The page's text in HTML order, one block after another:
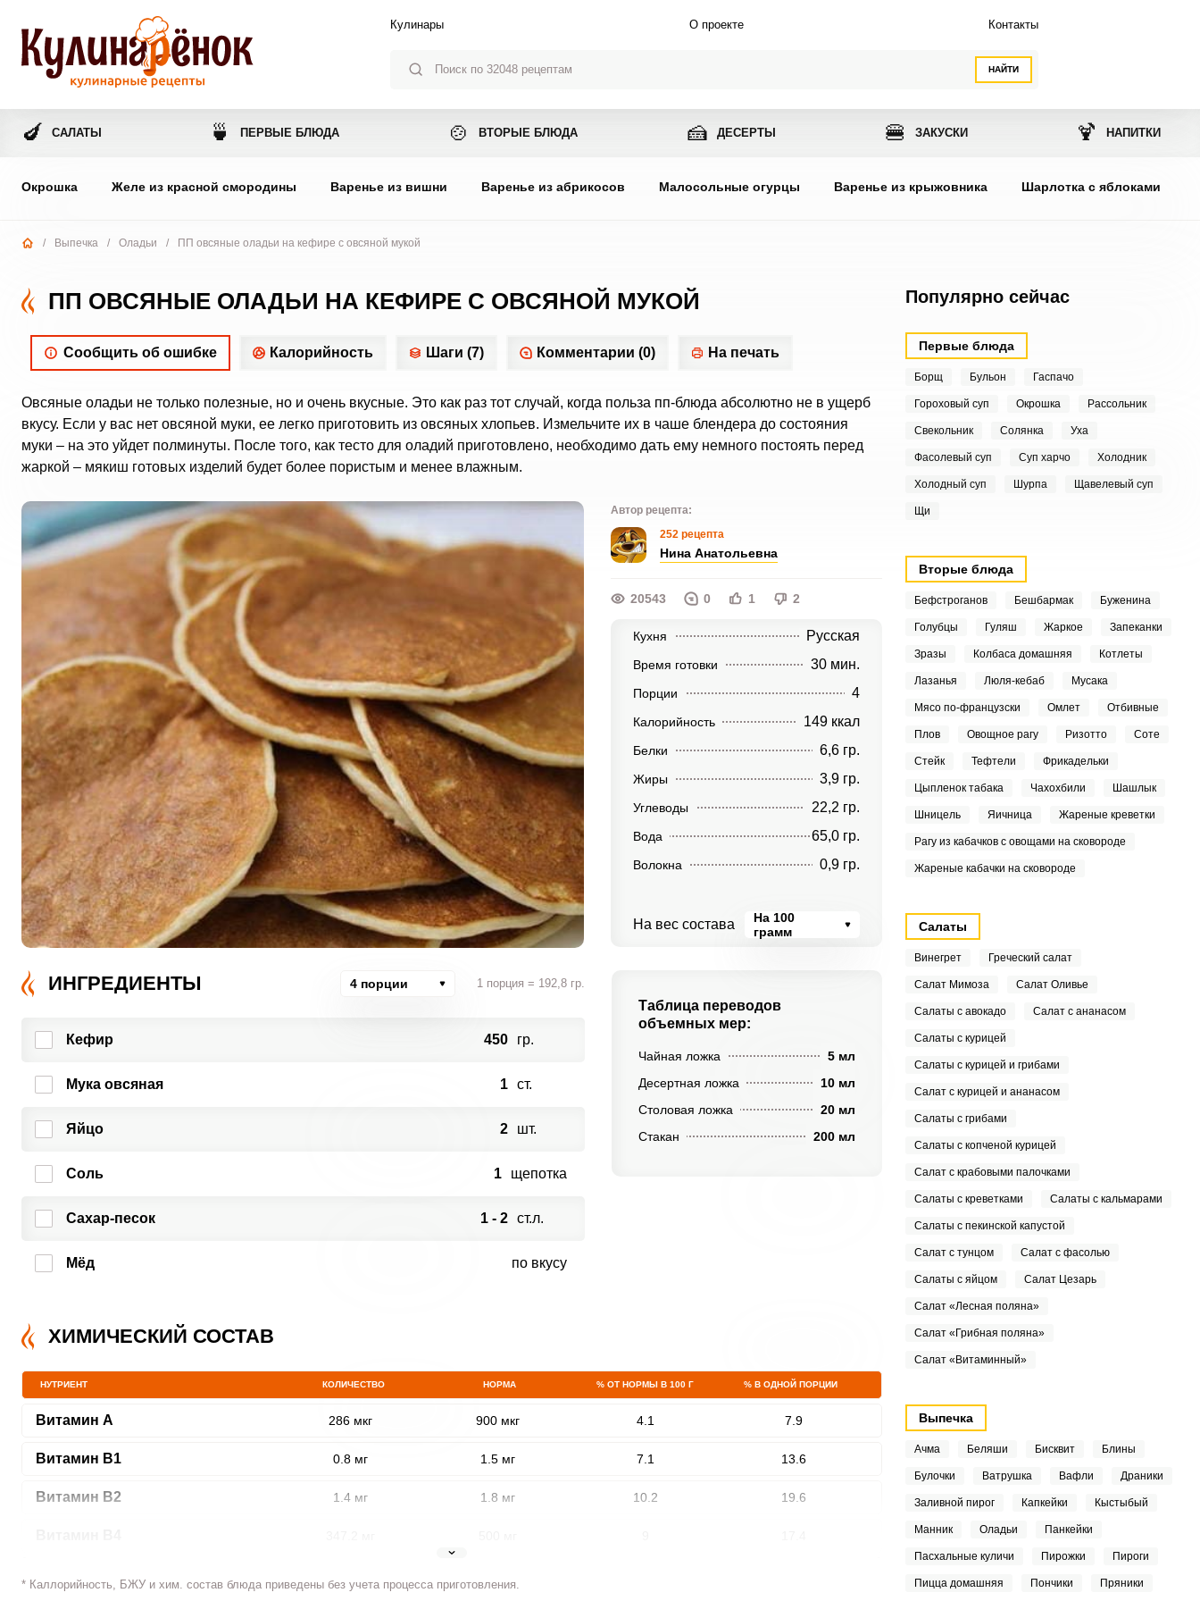
НАЙТИ
Кулинары О проекте Контакты
🍆 САЛАТЫ 🍵 ПЕРВЫЕ БЛЮДА 🍲 ВТОРЫЕ БЛЮДА 🍰 ДЕСЕРТЫ 🍔 ЗАКУСКИ 🍹 НАПИТКИ
Окрошка Желе из красной смородины Варенье из вишни Варенье из абрикосов Малосольные огурцы Варенье из крыжовника Шарлотка с яблоками
/ Выпечка / Оладьи / ПП овсяные оладьи на кефире с овсяной мукой
ПП ОВСЯНЫЕ ОЛАДЬИ НА КЕФИРЕ С ОВСЯНОЙ МУКОЙ
Сообщить об ошибке Калорийность Шаги (7) Комментарии (0) На печать
Овсяные оладьи не только полезные, но и очень вкусные. Это как раз тот случай, когда польза пп-блюда абсолютно не в ущерб
вкусу. Если у вас нет овсяной муки, ее легко приготовить из овсяных хлопьев. Измельчите их в чаше блендера до состояния
муки – на это уйдет полминуты. После того, как тесто для оладий приготовлено, необходимо дать ему немного постоять перед
жаркой – мякиш готовых изделий будет более пористым и менее влажным.
Автор рецепта:
252 рецепта
Нина Анатольевна
20543 0 1 2
Кухня Русская
Время готовки 30 мин.
Порции 4
Калорийность 149 ккал
Белки 6,6 гр.
Жиры 3,9 гр.
Углеводы 22,2 гр.
Вода 65,0 гр.
Волокна 0,9 гр.
На вес состава
На 100
грамм
ИНГРЕДИЕНТЫ 4 порции 1 порция = 192,8 гр.
Кефир 450 гр.
Мука овсяная 1 ст.
Яйцо 2 шт.
Соль 1 щепотка
Сахар-песок 1 - 2 ст.л.
Мёд по вкусу
Таблица переводов
объемных мер:
Чайная ложка
5 мл
Десертная ложка
10 мл
Столовая ложка
20 мл
Стакан
200 мл
ХИМИЧЕСКИЙ СОСТАВ
НУТРИЕНТ КОЛИЧЕСТВО НОРМА % ОТ НОРМЫ В 100 Г % В ОДНОЙ ПОРЦИИ
Витамин A 286 мкг 900 мкг 4.1 7.9
Витамин В1 0.8 мг 1.5 мг 7.1 13.6
Витамин В2 1.4 мг 1.8 мг 10.2 19.6
* Каллорийность, БЖУ и хим. состав блюда приведены без учета процесса приготовления.
Популярно сейчас
Первые блюда
Борщ Бульон Гаспачо
Гороховый суп Окрошка Рассольник
Свекольник Солянка Уха
Фасолевый суп Суп харчо Холодник
Холодный суп Шурпа Щавелевый суп
Щи
Вторые блюда
Бефстроганов Бешбармак Буженина
Голубцы Гуляш Жаркое Запеканки
Зразы Колбаса домашняя Котлеты
Лазанья Люля-кебаб Мусака
Мясо по-французски Омлет Отбивные
Плов Овощное рагу Ризотто Соте
Стейк Тефтели Фрикадельки
Цыпленок табака Чахохбили Шашлык
Шницель Яичница Жареные креветки
Рагу из кабачков с овощами на сковороде
Жареные кабачки на сковороде
Салаты
Винегрет Греческий салат
Салат Мимоза Салат Оливье
Салаты с авокадо Салат с ананасом
Салаты с курицей
Салаты с курицей и грибами
Салат с курицей и ананасом
Салаты с грибами
Салаты с копченой курицей
Салат с крабовыми палочками
Салаты с креветками Салаты с кальмарами
Салаты с пекинской капустой
Салат с тунцом Салат с фасолью
Салаты с яйцом Салат Цезарь
Салат «Лесная поляна»
Салат «Грибная поляна»
Салат «Витаминный»
Выпечка
Ачма Беляши Бисквит Блины
Булочки Ватрушка Вафли Драники
Заливной пирог Капкейки Кыстыбый
Манник Оладьи Панкейки
Пасхальные куличи Пирожки Пироги
Пицца домашняя Пончики Пряники